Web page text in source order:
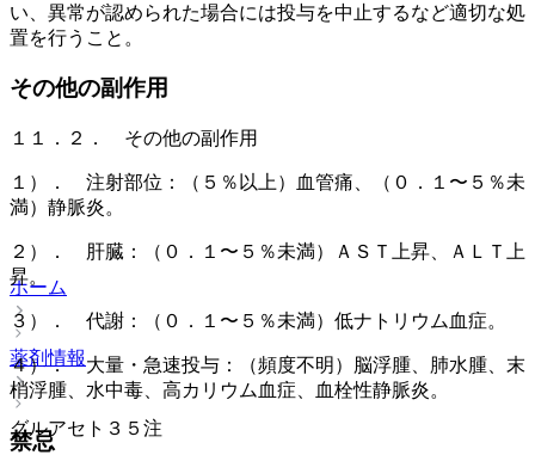
い、異常が認められた場合には投与を中止するなど適切な処
置を行うこと。
その他の副作用
１１．２． その他の副作用
１）． 注射部位：（５％以上）血管痛、（０．１〜５％未
満）静脈炎。
２）． 肝臓：（０．１〜５％未満）ＡＳＴ上昇、ＡＬＴ上
昇。
３）． 代謝：（０．１〜５％未満）低ナトリウム血症。
４）． 大量・急速投与：（頻度不明）脳浮腫、肺水腫、末
梢浮腫、水中毒、高カリウム血症、血栓性静脈炎。
禁忌
ホーム
薬剤情報
グルアセト３５注